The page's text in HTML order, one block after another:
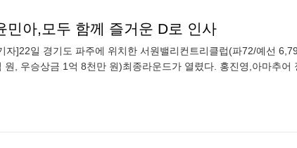
민아,모두 함께 즐거운 D로 인사
자]22일 경기도 파주에 위치한 서원밸리컨트리클럽(파72/예선
, 우승상금 1억 8천만 원)최종라운드가 열렸다. 홍진영,아마추어